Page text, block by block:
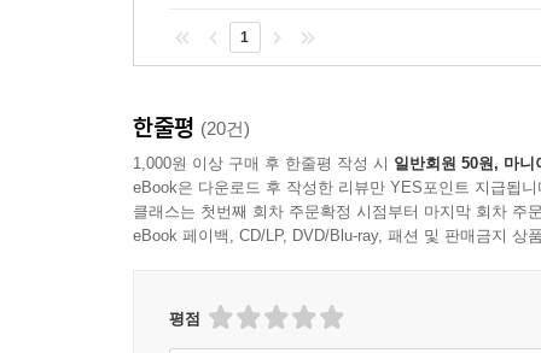
1
한줄평 (20건)
1,000원 이상 구매 후 한줄평 작성 시 일반회원 50원, 마니
eBook은 다운로드 후 작성한 리뷰만 YES포인트 지급됩니
클래스는 첫번째 회차 주문확정 시점부터 마지막 회차 주
eBook 페이백, CD/LP, DVD/Blu-ray, 패션 및 판매금지 상
평점